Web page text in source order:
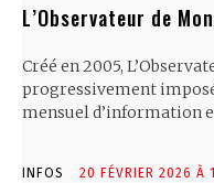
L’Observateur de
Créé en 2005,
progressivement
mensuel d’information
INFOS 20 FÉVRIER 2026 À